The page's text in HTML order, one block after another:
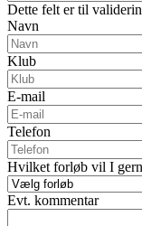
Dette felt er til
Navn
Klub
E-mail
Telefon
Hvilket forløb vil I
Evt. kommentar